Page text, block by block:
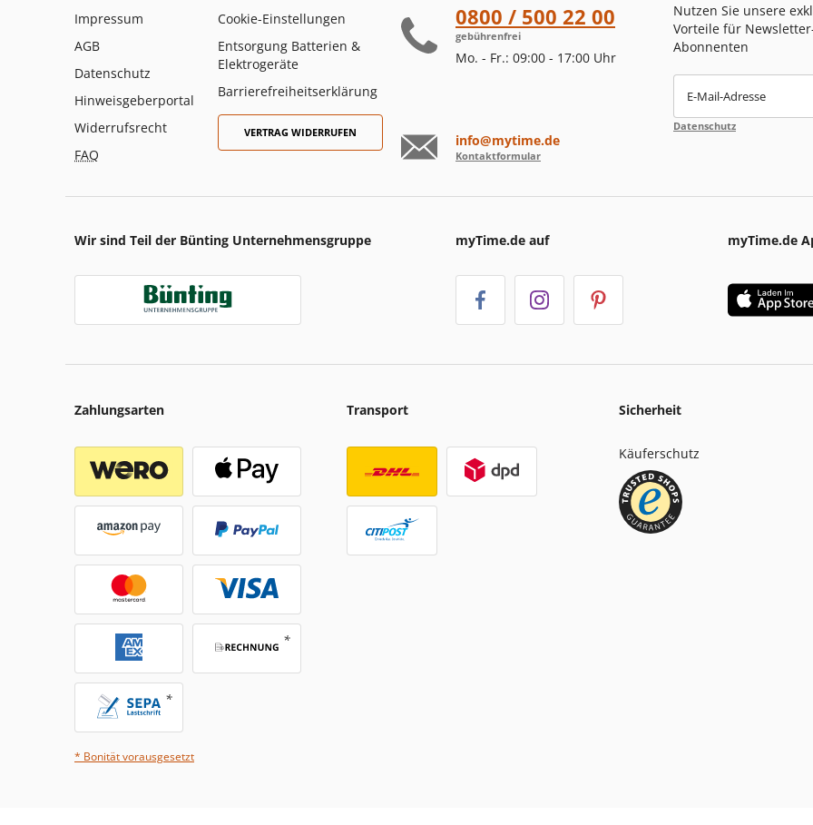
Impressum
AGB
Datenschutz
Hinweisgeberportal
Widerrufsrecht
FAQ
Cookie-Einstellungen
Entsorgung Batterien &
Elektrogeräte
Barrierefreiheitserklärung
VERTRAG WIDERRUFEN
0800 / 500 22 00
gebührenfrei
Mo. - Fr.: 09:00 - 17:00 Uhr
info@mytime.de
Kontaktformular
Nutzen Sie unsere
Vorteile für
Abonnenten
E-Mail-Adresse
Datenschutz
Wir sind Teil der Bünting Unternehmensgruppe myTime.de auf myTime.de
Zahlungsarten
* Bonität vorausgesetzt
Transport Sicherheit
Käuferschutz